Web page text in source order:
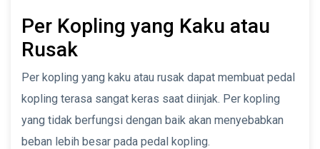
Per Kopling yang Kaku atau
Rusak
Per kopling yang kaku atau rusak dapat membuat pedal
kopling terasa sangat keras saat diinjak. Per kopling
yang tidak berfungsi dengan baik akan menyebabkan
beban lebih besar pada pedal kopling.